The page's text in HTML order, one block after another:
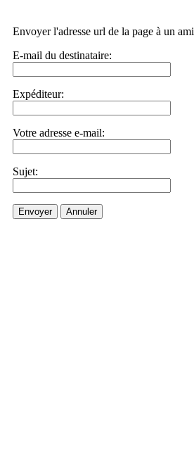
Envoyer l'adresse url de la page à un ami
E-mail du destinataire:
Expéditeur:
Votre adresse e-mail:
Sujet:
Envoyer Annuler